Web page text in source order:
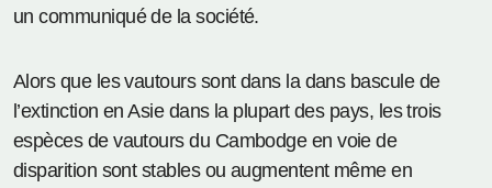
un communiqué de la société.
Alors que les vautours sont dans la dans bascule de
l’extinction en Asie dans la plupart des pays, les trois
espèces de vautours du Cambodge en voie de
disparition sont stables ou augmentent même en